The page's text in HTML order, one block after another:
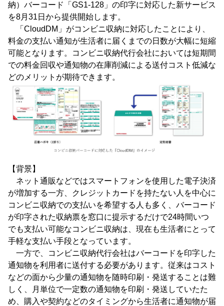
納）バーコード「GS1-128」の印字に対応した新サービス
を8月31日から提供開始します。
「CloudDM」がコンビニ収納に対応したことにより、
料金の支払い通知が生活者に届くまでの日数が大幅に短縮
可能となります。コンビニ収納代行会社においては短期間
での料金回収や通知物の在庫削減による送付コスト低減な
どのメリットが期待できます。
【背景】
ネット通販などではスマートフォンを使用した電子決済
が増加する一方、クレジットカードを持たない人を中心に
コンビニ収納での支払いを希望する人も多く、バーコード
が印字された収納票を窓口に提示するだけで24時間いつ
でも支払い可能なコンビニ収納は、現在も生活者にとって
手軽な支払い手段となっています。
一方で、コンビニ収納代行会社はバーコードを印字した
通知物を利用者に送付する必要があります。従来はコスト
などの面から少量の通知物を随時印刷・発送することは難
しく、月単位で一定数の通知物を印刷・発送していたた
め、購入や契約などのタイミングから生活者に通知物が届